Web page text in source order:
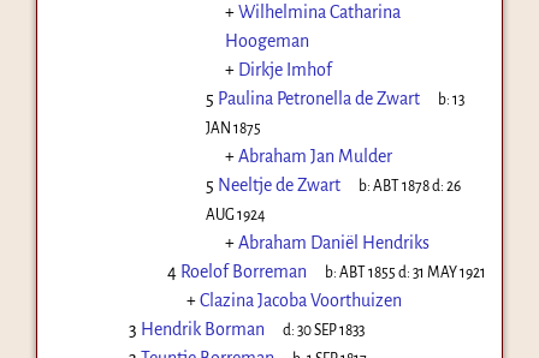
+Wilhelmina Catharina
Hoogeman
+ Dirkje Imhof
5 Paulina Petronella de Zwart b:13
JAN 1875
+Abraham Jan Mulder
5 Neeltje de Zwart b:ABT 1878d:26
AUG 1924
+Abraham Daniël Hendriks
4 Roelof Borreman b:ABT 1855 d:31 MAY 1921
+Clazina Jacoba Voorthuizen
3 Hendrik Borman d:30 SEP 1833